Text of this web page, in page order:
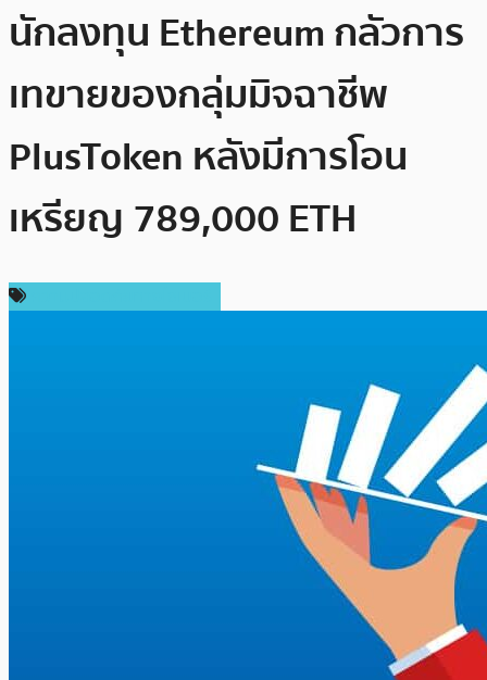
นักลงทุน Ethereum กลัวการ
เทขายของกลุ่มมิจฉาชีพ
PlusToken หลังมีการโอน
เหรียญ 789,000 ETH